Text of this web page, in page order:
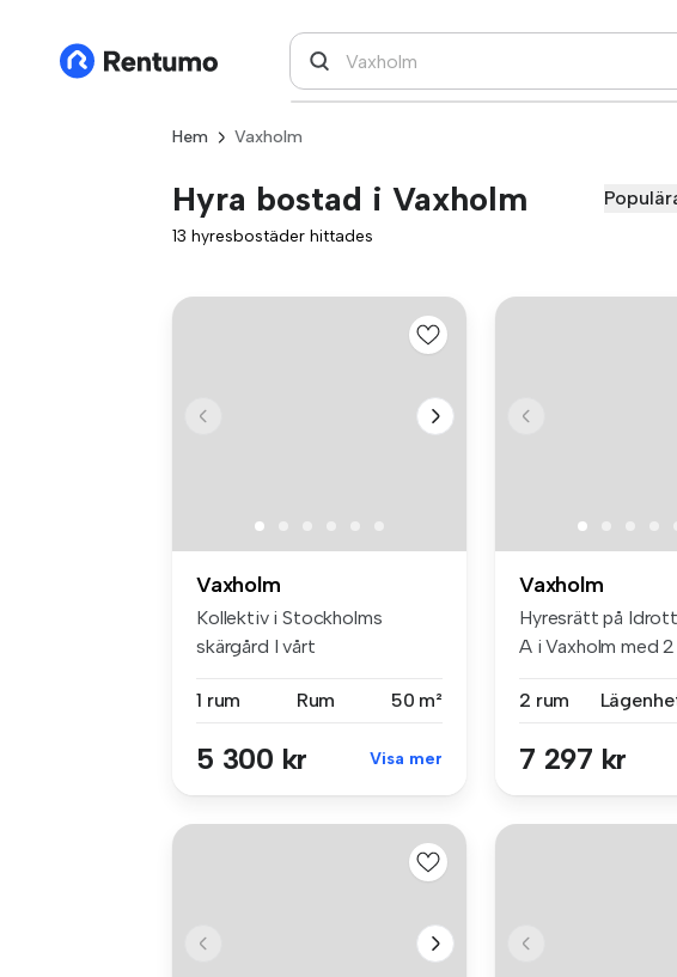
Hem Vaxholm
Hyra bostad i Vaxholm
13 hyresbostäder hittades
Vaxholm
Kollektiv i Stockholms
skärgård I vårt
1 rum
Rum 50 m²
5 300 kr Visa mer
Vaxholm
Hyresrätt på
A i Vaxholm med
2 rum
7 297 kr